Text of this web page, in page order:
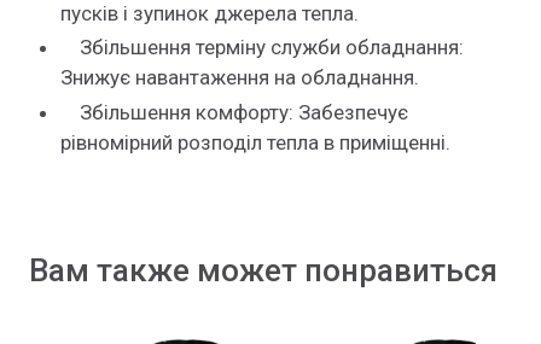
пусків і зупинок джерела тепла.
Збільшення терміну служби обладнання:
Знижує навантаження на обладнання.
Збільшення комфорту: Забезпечує
рівномірний розподіл тепла в приміщенні.
Вам также может понравиться